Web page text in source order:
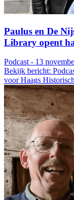
Paulus en De
Library opent
Podcast - 13
Bekijk bericht:
voor Haags